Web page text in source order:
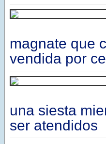
magnate que
vendida por
una siesta
ser atendidos